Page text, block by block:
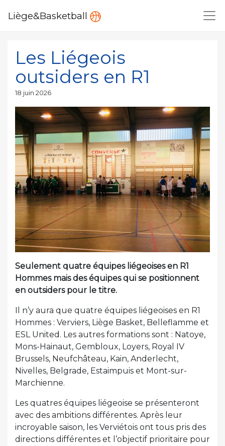
Liège&Basketball
Les Liégeois
outsiders en R1
Publié
18 juin 2026
Seulement quatre équipes liégeoises en R1
Hommes mais des équipes qui se positionnent
en outsiders pour le titre.
Il n’y aura que quatre équipes liégeoises en R1
Hommes : Verviers, Liège Basket, Belleflamme et
ESL United. Les autres formations sont : Natoye,
Mons-Hainaut, Gembloux, Loyers, Royal IV
Brussels, Neufchâteau, Kain, Anderlecht,
Nivelles, Belgrade, Estaimpuis et Mont-sur-
Marchienne.
Les quatres équipes liégeoise se présenteront
avec des ambitions différentes. Après leur
incroyable saison, les Verviétois ont tous pris des
directions différentes et l’objectif prioritaire pour